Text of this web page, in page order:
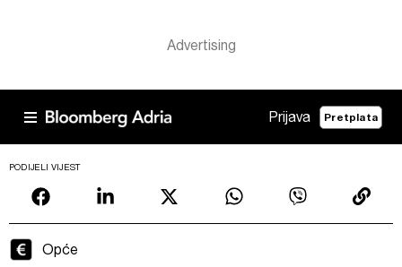
Prijava Pretplata
PODIJELI VIJEST
Opće